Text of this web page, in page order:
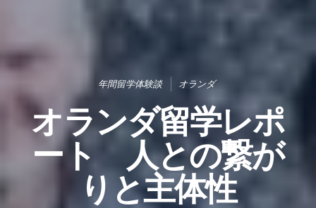
年間留学体験談 オランダ
オランダ留学レポ
ート 人との繋が
りと主体性